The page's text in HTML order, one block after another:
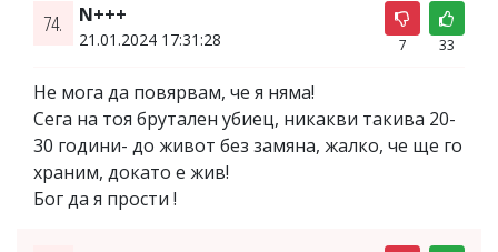
74. N+++
21.01.2024 17:31:28 7 33
Не мога да повярвам, че я няма!
Сега на тоя брутален убиец, никакви такива 20-
30 години- до живот без замяна, жалко, че ще го
храним, докато е жив!
Бог да я прости !